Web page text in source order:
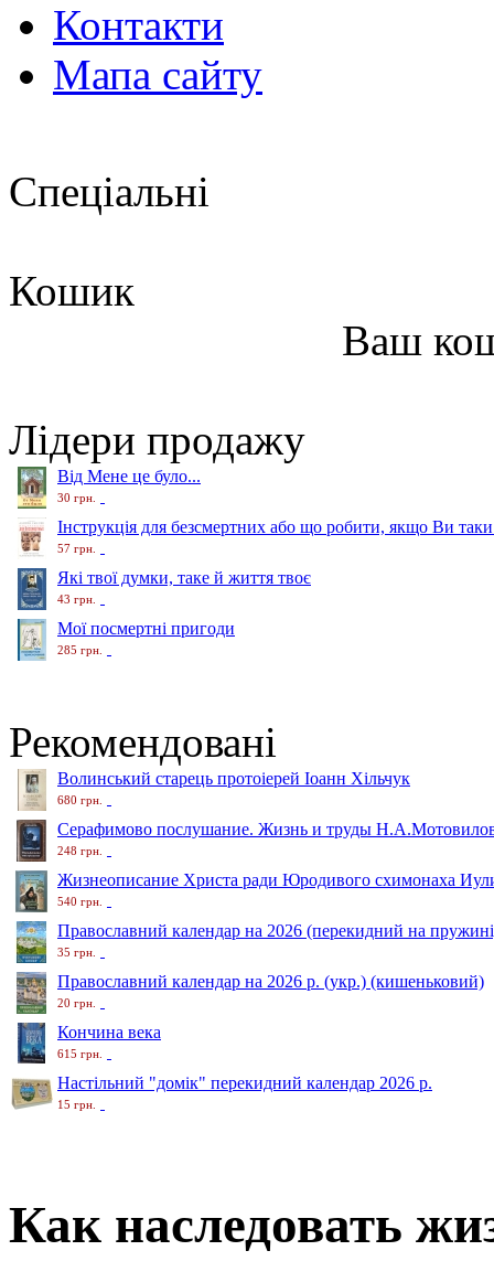
Контакти
Мапа сайту
Спеціальні
Кошик
Ваш
Лідери продажу
Від Мене це було...
30 грн.
Інструкція для безсмертних або що робити, якщо Ви
57 грн.
Які твої думки, таке й життя твоє
43 грн.
Мої посмертні пригоди
285 грн.
Рекомендовані
Волинський старець протоіерей Іоанн Хільчук
680 грн.
Серафимово послушание. Жизнь и труды
248 грн.
Жизнеописание Христа ради Юродивого схимонаха
540 грн.
Православний календар на 2026 (перекидний на
35 грн.
Православний календар на 2026 р. (укр.) (кишеньковий)
20 грн.
Кончина века
615 грн.
Настільний "домік" перекидний календар 2026 р.
15 грн.
Как наследовать